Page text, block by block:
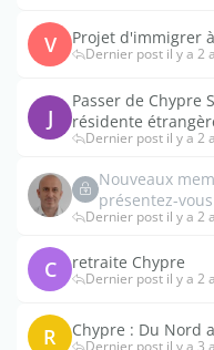
V Projet d'immigrer
Dernier post il y a 2
J
Passer de Chypre
résidente
Dernier post il y a 2
Nouveaux
présentez-
Dernier post il y a 2
C retraite Chypre
Dernier post il y a 2
R Chypre : Du Nord